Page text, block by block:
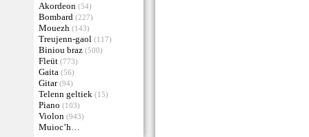
Akordeon (54)
Bombard (227)
Mouezh (143)
Treujenn-gaol (117)
Biniou braz (500)
Fleüt (773)
Gaita (56)
Gitar (94)
Telenn geltiek (15)
Piano (103)
Violon (943)
Muioc’h…